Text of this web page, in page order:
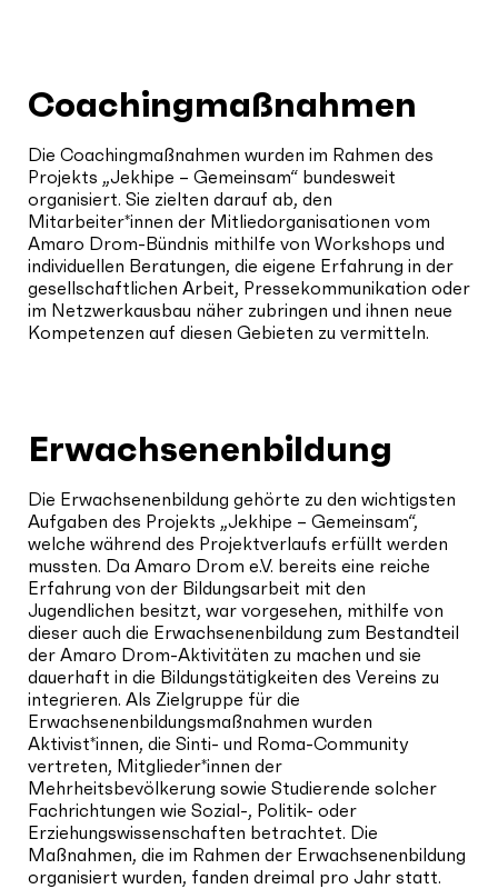
Coachingmaßnahmen
Die Coachingmaßnahmen wurden im Rahmen des
Projekts „Jekhipe – Gemeinsam“ bundesweit
organisiert. Sie zielten darauf ab, den
Mitarbeiter*innen der Mitliedorganisationen vom
Amaro Drom-Bündnis mithilfe von Workshops und
individuellen Beratungen, die eigene Erfahrung in der
gesellschaftlichen Arbeit, Pressekommunikation oder
im Netzwerkausbau näher zubringen und ihnen neue
Kompetenzen auf diesen Gebieten zu vermitteln.
Erwachsenenbildung
Die Erwachsenenbildung gehörte zu den wichtigsten
Aufgaben des Projekts „Jekhipe – Gemeinsam“,
welche während des Projektverlaufs erfüllt werden
mussten. Da Amaro Drom e.V. bereits eine reiche
Erfahrung von der Bildungsarbeit mit den
Jugendlichen besitzt, war vorgesehen, mithilfe von
dieser auch die Erwachsenenbildung zum Bestandteil
der Amaro Drom-Aktivitäten zu machen und sie
dauerhaft in die Bildungstätigkeiten des Vereins zu
integrieren. Als Zielgruppe für die
Erwachsenenbildungsmaßnahmen wurden
Aktivist*innen, die Sinti- und Roma-Community
vertreten, Mitglieder*innen der
Mehrheitsbevölkerung sowie Studierende solcher
Fachrichtungen wie Sozial-, Politik- oder
Erziehungswissenschaften betrachtet. Die
Maßnahmen, die im Rahmen der Erwachsenenbildung
organisiert wurden, fanden dreimal pro Jahr statt.